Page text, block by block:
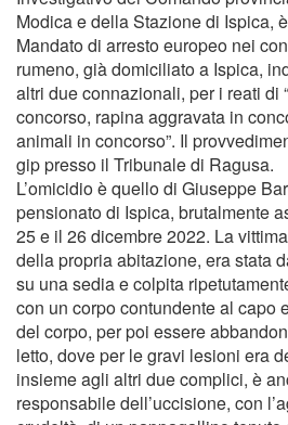
Modica e della Stazione di Ispica,
Mandato di arresto europeo nei
rumeno, già domiciliato a Ispica,
altri due connazionali, per i reati di
concorso, rapina aggravata in
animali in concorso”. Il
gip presso il Tribunale di Ragusa.
L’omicidio è quello di Giuseppe
pensionato di Ispica, brutalmente
25 e il 26 dicembre 2022. La
della propria abitazione, era stata
su una sedia e colpita
con un corpo contundente al capo
del corpo, per poi essere
letto, dove per le gravi lesioni era
insieme agli altri due complici, è
responsabile dell’uccisione, con